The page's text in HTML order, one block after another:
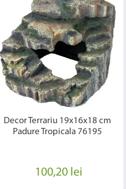
Decor Terrariu 19x16x18 cm
Padure Tropicala 76195
100,20 lei